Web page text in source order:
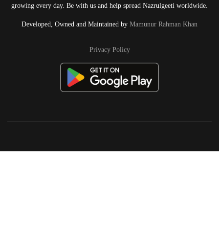
growing every day. Be with us and help spread Nazrulgeeti worldwide.
Developed, Owned and Maintained by Mamunur Rahman Khan
Privacy Policy